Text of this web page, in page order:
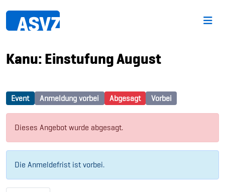
Kanu: Einstufung August
Event Anmeldung vorbei Abgesagt Vorbei
Dieses Angebot wurde abgesagt.
Die Anmeldefrist ist vorbei.